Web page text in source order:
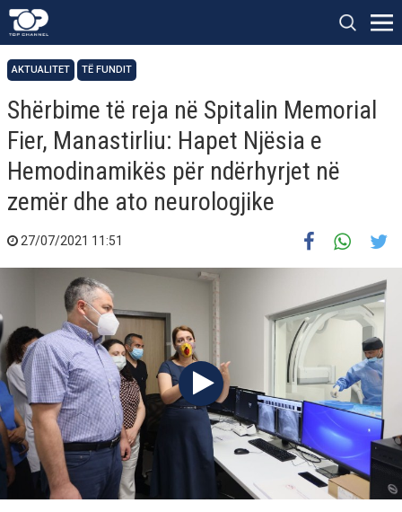
AKTUALITET TË FUNDIT
Shërbime të reja në Spitalin Memorial
Fier, Manastirliu: Hapet Njësia e
Hemodinamikës për ndërhyrjet në
zemër dhe ato neurologjike
27/07/2021 11:51